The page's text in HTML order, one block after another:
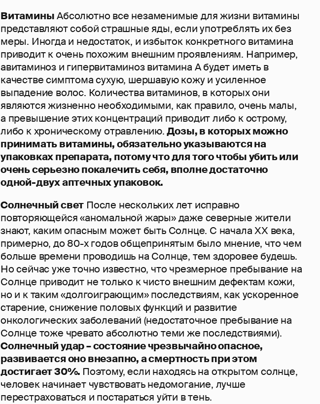
ВитаминыАбсолютно все незаменимые для жизни витамины
представляют собой страшные яды, если употреблять их без
меры. Иногда и недостаток, и избыток конкретного витамина
приводит к очень похожим внешним проявлениям. Например,
авитаминоз и гипервитаминоз витамина А будет иметь в
качестве симптома сухую, шершавую кожу и усиленное
выпадение волос. Количества витаминов, в которых они
являются жизненно необходимыми, как правило, очень малы,
а превышение этих концентраций приводит либо к острому,
либо к хроническому отравлению.Дозы, в которых можно
принимать витамины, обязательно указываются на
упаковках препарата, потому что для того чтобы убить или
очень серьезно покалечить себя, вполне достаточно
одной-двух аптечных упаковок.
Солнечный свет После нескольких лет исправно
повторяющейся «аномальной жары» даже северные жители
знают, каким опасным может быть Солнце. С начала ХХ века,
примерно, до 80-х годов общепринятым было мнение, что чем
больше времени проводишь на Солнце, тем здоровее будешь.
Но сейчас уже точно известно, что чрезмерное пребывание на
Солнце приводит не только к чисто внешним дефектам кожи,
но и к таким «долгоиграющим» последствиям, как ускоренное
старение, снижение половых функций и развитие
онкологических заболеваний (недостаточное пребывание на
Солнце тоже чревато абсолютно теми же последствиями).
Солнечный удар – состояние чрезвычайно опасное,
развивается оно внезапно, а смертность при этом
достигает 30%. Поэтому, если находясь на открытом солнце,
человек начинает чувствовать недомогание, лучше
перестраховаться и постараться уйти в тень.